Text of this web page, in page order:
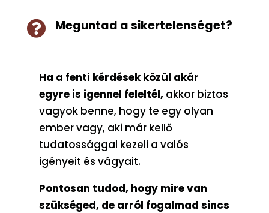
 Meguntad a sikertelenséget?
Ha a fenti kérdések közül akár
egyre is igennel feleltél, akkor biztos
vagyok benne, hogy te egy olyan
ember vagy, aki már kellő
tudatossággal kezeli a valós
igényeit és vágyait.
Pontosan tudod, hogy mire van
szükséged, de arról fogalmad sincs